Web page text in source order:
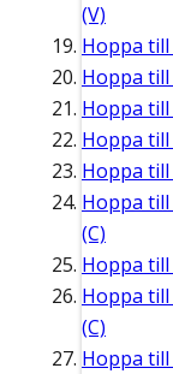
(V)
Hoppa till
Hoppa till
Hoppa till
Hoppa till
Hoppa till
Hoppa till
(C)
Hoppa till
Hoppa till
(C)
Hoppa till